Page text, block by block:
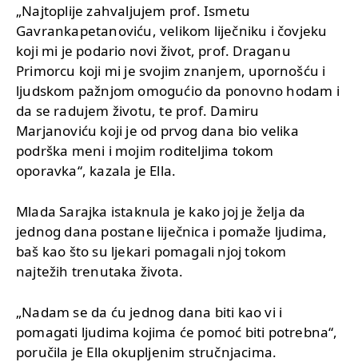
„Najtoplije zahvaljujem prof. Ismetu
Gavrankapetanoviću, velikom liječniku i čovjeku
koji mi je podario novi život, prof. Draganu
Primorcu koji mi je svojim znanjem, upornošću i
ljudskom pažnjom omogućio da ponovno hodam i
da se radujem životu, te prof. Damiru
Marjanoviću koji je od prvog dana bio velika
podrška meni i mojim roditeljima tokom
oporavka“, kazala je Ella.
Mlada Sarajka istaknula je kako joj je želja da
jednog dana postane liječnica i pomaže ljudima,
baš kao što su ljekari pomagali njoj tokom
najtežih trenutaka života.
„Nadam se da ću jednog dana biti kao vi i
pomagati ljudima kojima će pomoć biti potrebna“,
poručila je Ella okupljenim stručnjacima.